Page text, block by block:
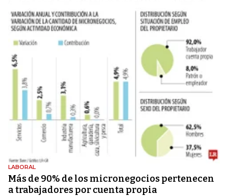
LABORAL
Más de 90% de los micronegocios pertenecen
a trabajadores por cuenta propia